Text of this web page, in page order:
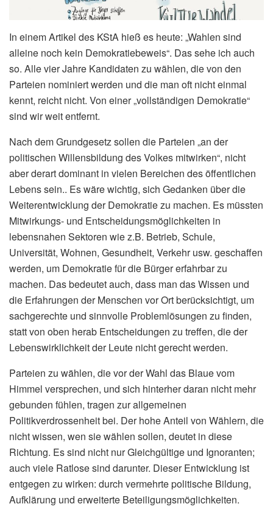
In einem Artikel des KStA hieß es heute: „Wahlen sind
alleine noch kein Demokratiebeweis“. Das sehe ich auch
so. Alle vier Jahre Kandidaten zu wählen, die von den
Parteien nominiert werden und die man oft nicht einmal
kennt, reicht nicht. Von einer „vollständigen Demokratie“
sind wir weit entfernt.
Nach dem Grundgesetz sollen die Parteien „an der
politischen Willensbildung des Volkes mitwirken“, nicht
aber derart dominant in vielen Bereichen des öffentlichen
Lebens sein.. Es wäre wichtig, sich Gedanken über die
Weiterentwicklung der Demokratie zu machen. Es müssten
Mitwirkungs- und Entscheidungsmöglichkeiten in
lebensnahen Sektoren wie z.B. Betrieb, Schule,
Universität, Wohnen, Gesundheit, Verkehr usw. geschaffen
werden, um Demokratie für die Bürger erfahrbar zu
machen. Das bedeutet auch, dass man das Wissen und
die Erfahrungen der Menschen vor Ort berücksichtigt, um
sachgerechte und sinnvolle Problemlösungen zu finden,
statt von oben herab Entscheidungen zu treffen, die der
Lebenswirklichkeit der Leute nicht gerecht werden.
Parteien zu wählen, die vor der Wahl das Blaue vom
Himmel versprechen, und sich hinterher daran nicht mehr
gebunden fühlen, tragen zur allgemeinen
Politikverdrossenheit bei. Der hohe Anteil von Wählern, die
nicht wissen, wen sie wählen sollen, deutet in diese
Richtung. Es sind nicht nur Gleichgültige und Ignoranten;
auch viele Ratlose sind darunter. Dieser Entwicklung ist
entgegen zu wirken: durch vermehrte politische Bildung,
Aufklärung und erweiterte Beteiligungsmöglichkeiten.